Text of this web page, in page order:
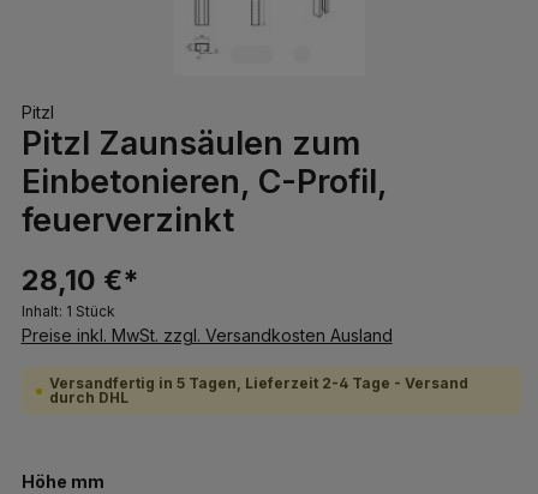
Pitzl
Pitzl Zaunsäulen zum
Einbetonieren, C-Profil,
feuerverzinkt
28,10 €*
Inhalt: 1 Stück
Preise inkl. MwSt. zzgl. Versandkosten Ausland
Versandfertig in 5 Tagen, Lieferzeit 2-4 Tage - Versand
durch DHL
Höhe mmauswählen